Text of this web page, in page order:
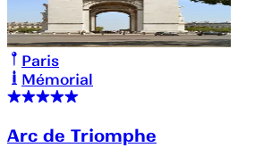
Paris
Mémorial
Arc de Triomphe